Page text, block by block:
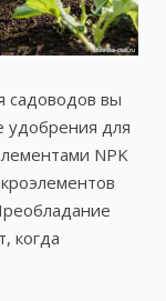
садоводов вы
удобрения для
NPK
когда